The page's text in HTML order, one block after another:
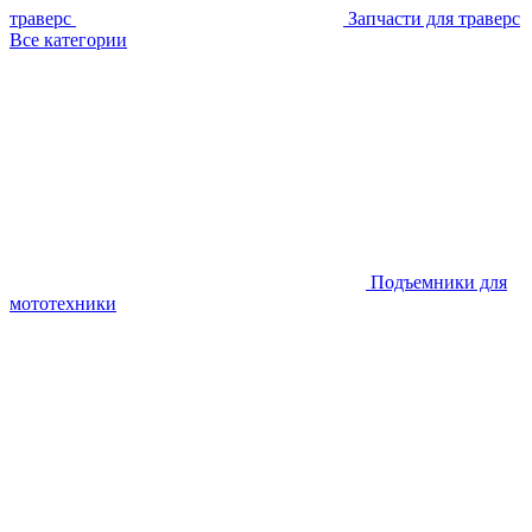
траверс
Запчасти для траверс
Все категории
Подъемники для
мототехники